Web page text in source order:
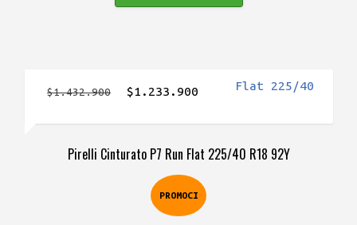
Pirelli Cinturato P7 Run Flat 225/40 R18 92Y
PROMOCI
$1.432.900
El
era:
$1.432.900.
$1.233.900El
es:
$1.233.900.